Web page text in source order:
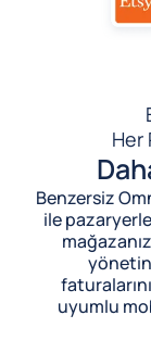
Her
Benzersiz
ile
uyumlu